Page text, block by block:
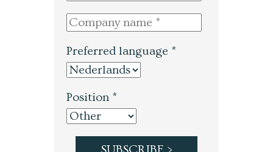
Preferred language *
Position *